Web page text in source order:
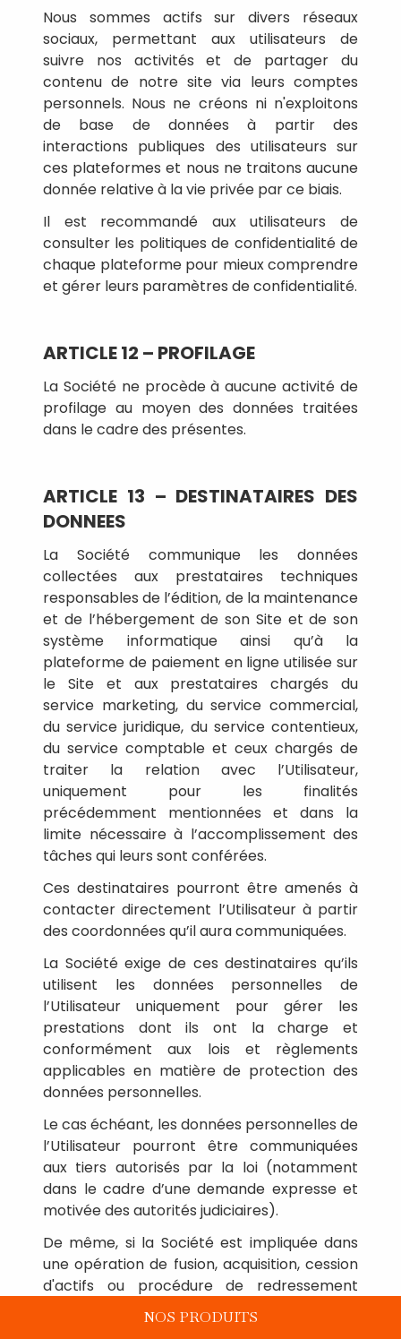
NOS PRODUITS
Nous sommes actifs sur divers réseaux
sociaux, permettant aux utilisateurs de
suivre nos activités et de partager du
contenu de notre site via leurs comptes
personnels. Nous ne créons ni n'exploitons
de base de données à partir des
interactions publiques des utilisateurs sur
ces plateformes et nous ne traitons aucune
donnée relative à la vie privée par ce biais.
Il est recommandé aux utilisateurs de
consulter les politiques de confidentialité de
chaque plateforme pour mieux comprendre
et gérer leurs paramètres de confidentialité.
ARTICLE 12 – PROFILAGE
La Société ne procède à aucune activité de
profilage au moyen des données traitées
dans le cadre des présentes.
ARTICLE 13 – DESTINATAIRES DES
DONNEES
La Société communique les données
collectées aux prestataires techniques
responsables de l’édition, de la maintenance
et de l’hébergement de son Site et de son
système informatique ainsi qu’à la
plateforme de paiement en ligne utilisée sur
le Site et aux prestataires chargés du
service marketing, du service commercial,
du service juridique, du service contentieux,
du service comptable et ceux chargés de
traiter la relation avec l’Utilisateur,
uniquement pour les finalités
précédemment mentionnées et dans la
limite nécessaire à l’accomplissement des
tâches qui leurs sont conférées.
Ces destinataires pourront être amenés à
contacter directement l’Utilisateur à partir
des coordonnées qu’il aura communiquées.
La Société exige de ces destinataires qu’ils
utilisent les données personnelles de
l’Utilisateur uniquement pour gérer les
prestations dont ils ont la charge et
conformément aux lois et règlements
applicables en matière de protection des
données personnelles.
Le cas échéant, les données personnelles de
l’Utilisateur pourront être communiquées
aux tiers autorisés par la loi (notamment
dans le cadre d’une demande expresse et
motivée des autorités judiciaires).
De même, si la Société est impliquée dans
une opération de fusion, acquisition, cession
d'actifs ou procédure de redressement
judiciaire, elle pourra être amenée à céder
ou partager tout ou partie de ses actifs, y